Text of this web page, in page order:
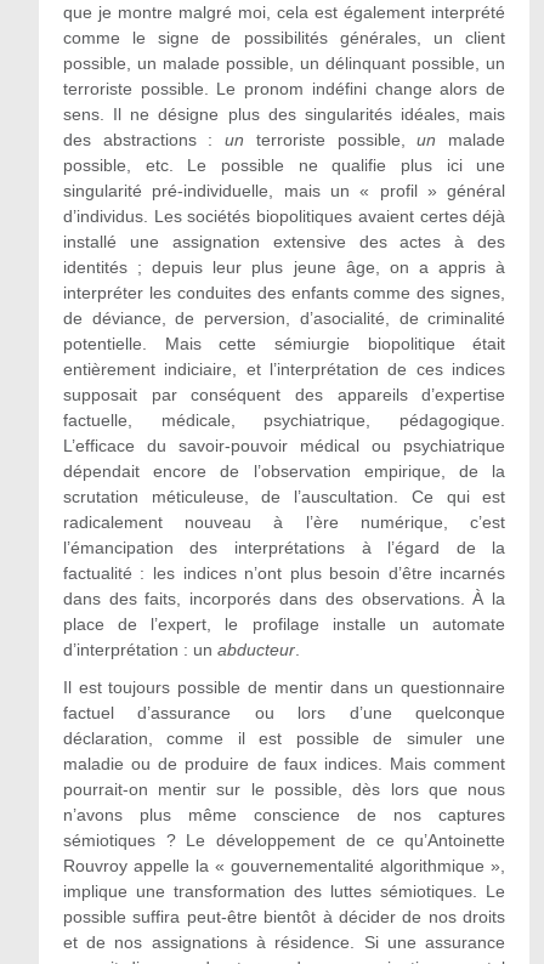
que je montre malgré moi, cela est également interprété
comme le signe de possibilités générales, un client
possible, un malade possible, un délinquant possible, un
terroriste possible. Le pronom indéfini change alors de
sens. Il ne désigne plus des singularités idéales, mais
des abstractions : un terroriste possible,un malade
possible, etc. Le possible ne qualifie plus ici une
singularité pré-individuelle, mais un « profil » général
d’individus. Les sociétés biopolitiques avaient certes déjà
installé une assignation extensive des actes à des
identités ; depuis leur plus jeune âge, on a appris à
interpréter les conduites des enfants comme des signes,
de déviance, de perversion, d’asocialité, de criminalité
potentielle. Mais cette sémiurgie biopolitique était
entièrement indiciaire, et l’interprétation de ces indices
supposait par conséquent des appareils d’expertise
factuelle, médicale, psychiatrique, pédagogique.
L’efficace du savoir-pouvoir médical ou psychiatrique
dépendait encore de l’observation empirique, de la
scrutation méticuleuse, de l’auscultation. Ce qui est
radicalement nouveau à l’ère numérique, c’est
l’émancipation des interprétations à l’égard de la
factualité : les indices n’ont plus besoin d’être incarnés
dans des faits, incorporés dans des observations. À la
place de l’expert, le profilage installe un automate
d’interprétation : un abducteur.
Il est toujours possible de mentir dans un questionnaire
factuel d’assurance ou lors d’une quelconque
déclaration, comme il est possible de simuler une
maladie ou de produire de faux indices. Mais comment
pourrait-on mentir sur le possible, dès lors que nous
n’avons plus même conscience de nos captures
sémiotiques ? Le développement de ce qu’Antoinette
Rouvroy appelle la « gouvernementalité algorithmique »,
implique une transformation des luttes sémiotiques. Le
possible suffira peut-être bientôt à décider de nos droits
et de nos assignations à résidence. Si une assurance